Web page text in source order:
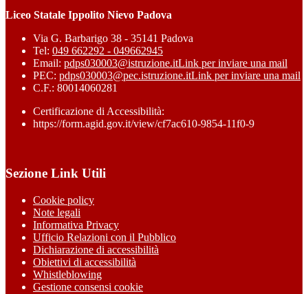
Liceo Statale Ippolito Nievo Padova
Via G. Barbarigo 38 - 35141 Padova
Tel: 049 662292 - 049662945
Email: pdps030003@istruzione.itLink per inviare una mail
PEC: pdps030003@pec.istruzione.itLink per inviare una mail
C.F.: 80014060281
Certificazione di Accessibilità:
https://form.agid.gov.it/view/cf7ac610-9854-11f0-9
Sezione Link Utili
Cookie policy
Note legali
Informativa Privacy
Ufficio Relazioni con il Pubblico
Dichiarazione di accessibilità
Obiettivi di accessibilità
Whistleblowing
Gestione consensi cookie